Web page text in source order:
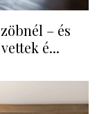
– és
é...